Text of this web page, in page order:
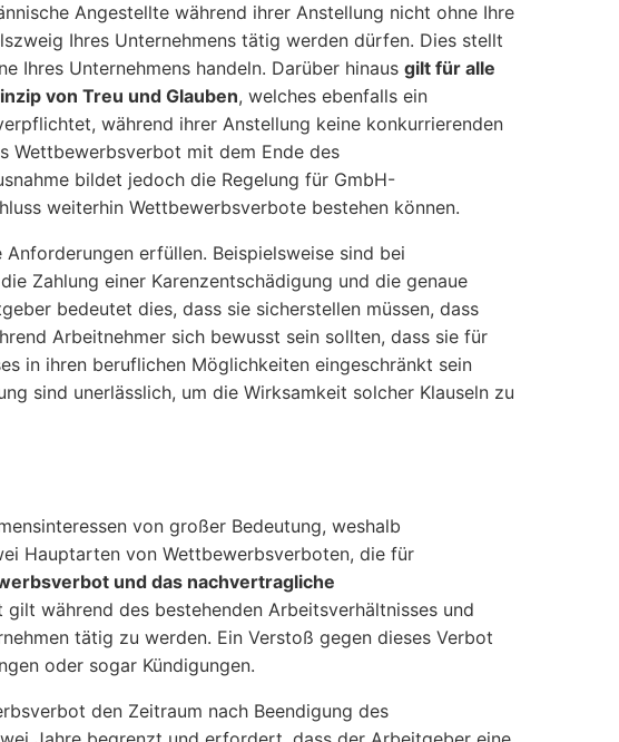
Angestellte während ihrer Anstellung nicht ohne Ihre
Ihres Unternehmens tätig werden dürfen. Dies stellt
Ihres Unternehmens handeln. Darüber hinaus gilt für alle
von Treu und Glauben, welches ebenfalls ein
während ihrer Anstellung keine konkurrierenden
Wettbewerbsverbot mit dem Ende des
bildet jedoch die Regelung für GmbH-
weiterhin Wettbewerbsverbote bestehen können.
erfüllen. Beispielsweise sind bei
Zahlung einer Karenzentschädigung und die genaue
bedeutet dies, dass sie sicherstellen müssen, dass
Arbeitnehmer sich bewusst sein sollten, dass sie für
in ihren beruflichen Möglichkeiten eingeschränkt sein
sind unerlässlich, um die Wirksamkeit solcher Klauseln zu
von großer Bedeutung, weshalb
Hauptarten von Wettbewerbsverboten, die für
und das nachvertragliche
während des bestehenden Arbeitsverhältnisses und
tätig zu werden. Ein Verstoß gegen dieses Verbot
oder sogar Kündigungen.
den Zeitraum nach Beendigung des